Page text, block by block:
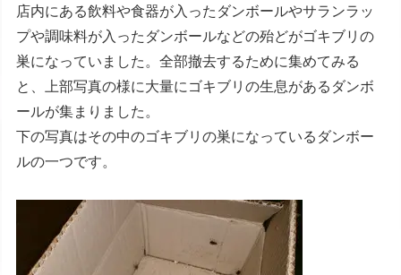
店内にある飲料や食器が入ったダンボールやサランラッ
プや調味料が入ったダンボールなどの殆どがゴキブリの
巣になっていました。全部撤去するために集めてみる
と、上部写真の様に大量にゴキブリの生息があるダンボ
ールが集まりました。
下の写真はその中のゴキブリの巣になっているダンボー
ルの一つです。